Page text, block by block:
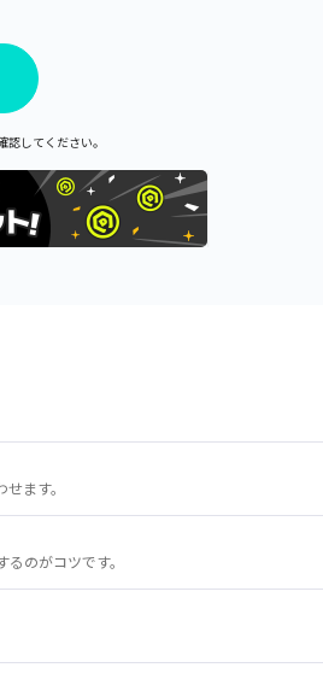
してください。
ます。
のがコツです。